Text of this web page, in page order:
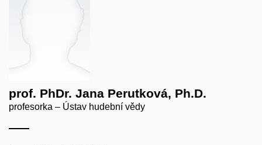
prof. PhDr. Jana Perutková, Ph.D.
profesorka – Ústav hudební vědy